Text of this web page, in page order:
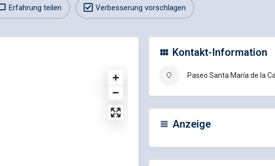
Erfahrung teilen Verbesserung vorschlagen
Kontakt-Information
Paseo Santa María de la
Anzeige